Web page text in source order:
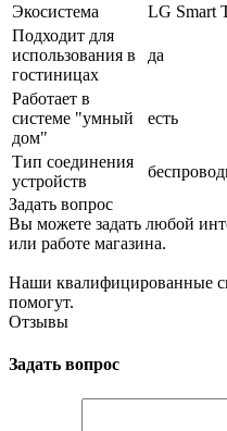
Экосистема
LG Smart
Подходит для
использования в
гостиницах
да
Работает в
системе "умный
дом"
есть
Тип соединения
устройств
Задать вопрос
Вы можете задать любой
или работе магазина.
Наши квалифицированные
помогут.
Отзывы
Задать вопрос